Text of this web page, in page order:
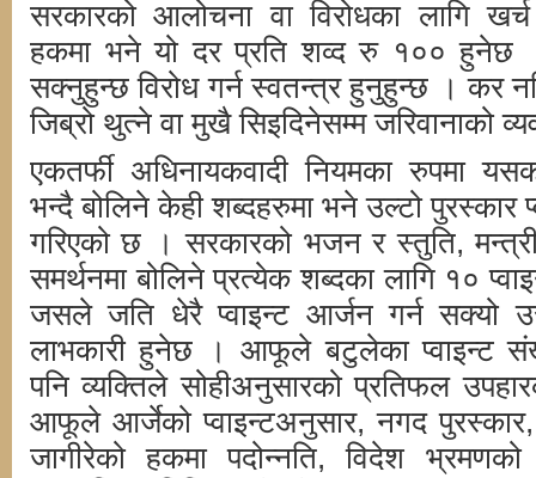
सरकारको आलोचना वा विरोधका लागि
हकमा भने यो दर प्रति शव्द रु १०० हुनेछ
सक्नुहुन्छ विरोध गर्न स्वतन्त्र हुनुहुन्छ । कर
जिब्रो थुत्ने वा मुखै सिइदिनेसम्म जरिवानाको
एकतर्फी अधिनायकवादी नियमका रुपमा
भन्दै बोलिने केही शब्दहरुमा भने उल्टो पुरस्कार
गरिएको छ । सरकारको भजन र स्तुति,
समर्थनमा बोलिने प्रत्येक शब्दका लागि १०
जसले जति धेरै प्वाइन्ट आर्जन गर्न सक्यो
लाभकारी हुनेछ । आफूले बटुलेका प्वाइन्ट
पनि व्यक्तिले सोहीअनुसारको प्रतिफल
आफूले आर्जेको प्वाइन्टअनुसार, नगद
जागीरेको हकमा पदोन्नति, विदेश भ्रमणको